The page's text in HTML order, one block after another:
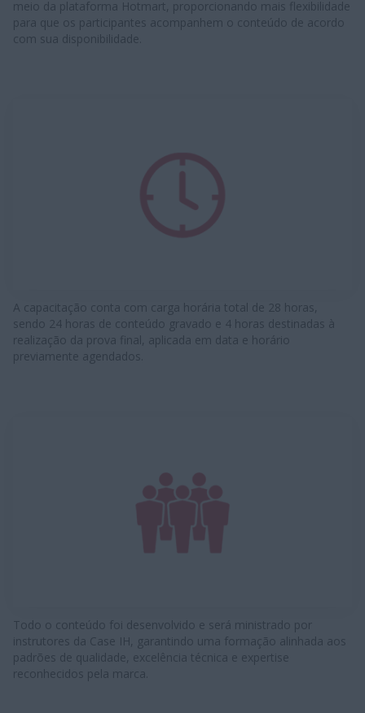
meio da plataforma Hotmart, proporcionando mais flexibilidade
para que os participantes acompanhem o conteúdo de acordo
com sua disponibilidade.
A capacitação conta com carga horária total de 28 horas,
sendo 24 horas de conteúdo gravado e 4 horas destinadas à
realização da prova final, aplicada em data e horário
previamente agendados.
Todo o conteúdo foi desenvolvido e será ministrado por
instrutores da Case IH, garantindo uma formação alinhada aos
padrões de qualidade, excelência técnica e expertise
reconhecidos pela marca.